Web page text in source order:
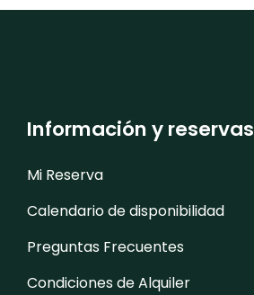
Información y reservas
Mi Reserva
Calendario de disponibilidad
Preguntas Frecuentes
Condiciones de Alquiler